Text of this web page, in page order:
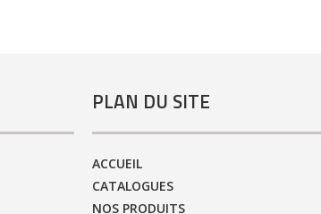
PLAN DU SITE
ACCUEIL
CATALOGUES
NOS PRODUITS